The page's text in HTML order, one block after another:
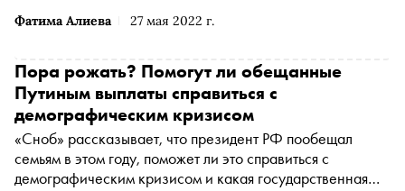
Фатима Алиева 27 мая 2022 г.
Пора рожать? Помогут ли обещанные
Путиным выплаты справиться с
демографическим кризисом
«Сноб» рассказывает, что президент РФ пообещал
семьям в этом году, поможет ли это справиться с
демографическим кризисом и какая государственная